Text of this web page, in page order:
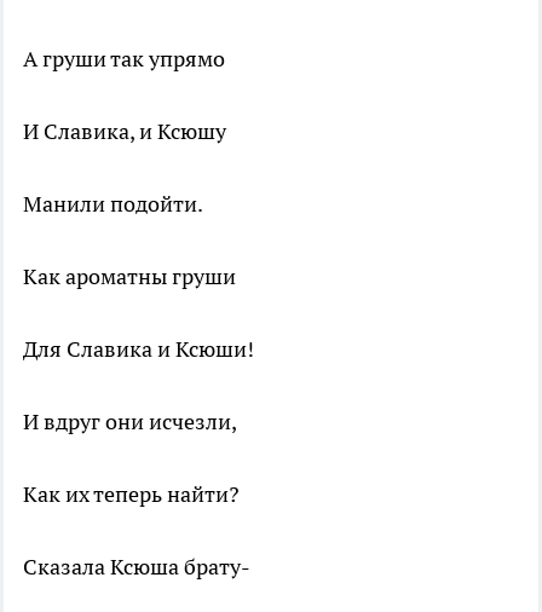
А груши так упрямо
И Славика, и Ксюшу
Манили подойти.
Как ароматны груши
Для Славика и Ксюши!
И вдруг они исчезли,
Как их теперь найти?
Сказала Ксюша брату-